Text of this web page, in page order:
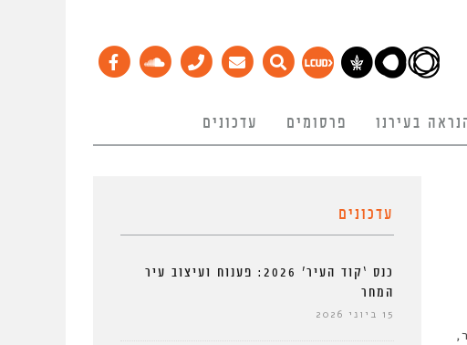
בעירנו פרסומים עדכונים
עדכונים
כנס ‘קוד העיר’ 2026: פענוח ועיצוב עיר
המחר
15 ביוני 2026